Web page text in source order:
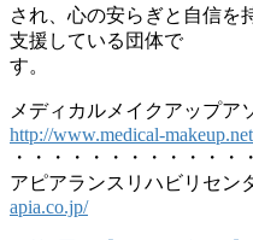
され、心の安らぎと自信を
支援している団体で
す。
メディカルメイクアップ
http://www.medical-
・・・・・・・・・・・・
アピアランスリハビリセ
apia.co.jp/